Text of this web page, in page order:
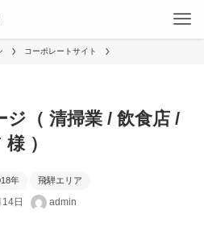
コーポレートサイト
（ 清掃業 / 飲食店 /
）
年 飛騨エリア
日 admin